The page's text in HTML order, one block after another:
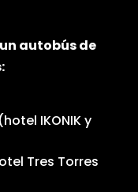
autobús de
IKONIK y
Tres Torres